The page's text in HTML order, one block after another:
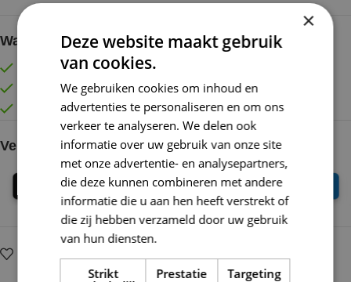
Waarom kopen bij de Wolkast?
Lage verzendkosten vanaf € 4,99 binnen NL
Gratis verzonden vanaf €55,-
Vóór 16:30 besteld = Zelfde (werk)dag verzonden
Veilig online betalen
×
Deze website maakt gebruik
van cookies.
We gebruiken cookies om inhoud en
advertenties te personaliseren en om ons
verkeer te analyseren. We delen ook
informatie over uw gebruik van onze site
met onze advertentie- en analysepartners,
die deze kunnen combineren met andere
informatie die u aan hen heeft verstrekt of
die zij hebben verzameld door uw gebruik
van hun diensten.
Strikt
Prestatie Targeting